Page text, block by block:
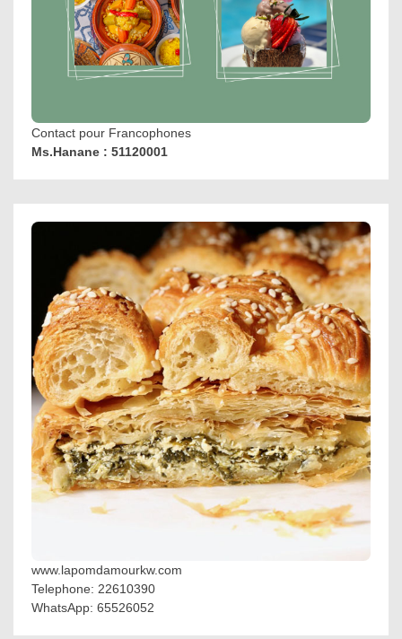
Contact pour Francophones
Ms.Hanane : 51120001
www.lapomdamourkw.com
Telephone: 22610390
WhatsApp: 65526052